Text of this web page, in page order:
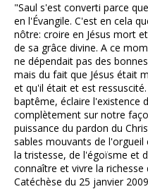
"Saul s'est converti parce
en l'Évangile. C'est en cela
nôtre: croire en Jésus mort
de sa grâce divine. A ce
ne dépendait pas des
mais du fait que Jésus était
et qu'il était et est
baptême, éclaire l'existence
complètement sur notre
puissance du pardon du
sables mouvants de
la tristesse, de l'égoïsme et
connaître et vivre la
Catéchèse du 25 janvier 2009